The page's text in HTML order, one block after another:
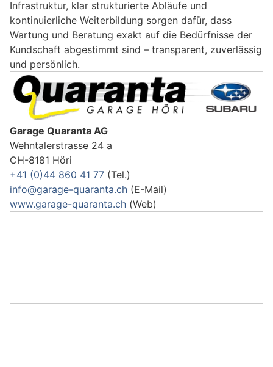
Infrastruktur, klar strukturierte Abläufe und
kontinuierliche Weiterbildung sorgen dafür, dass
Wartung und Beratung exakt auf die Bedürfnisse der
Kundschaft abgestimmt sind – transparent, zuverlässig
und persönlich.
Garage Quaranta AG
Wehntalerstrasse 24 a
CH-8181 Höri
+41 (0)44 860 41 77 (Tel.)
info@garage-quaranta.ch (E-Mail)
www.garage-quaranta.ch (Web)